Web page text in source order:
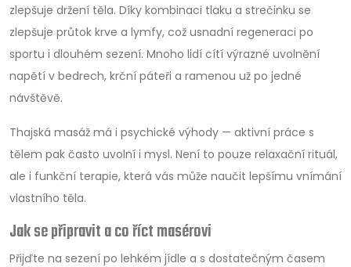
zlepšuje držení těla. Díky kombinaci tlaku a strečinku se
zlepšuje průtok krve a lymfy, což usnadní regeneraci po
sportu i dlouhém sezení. Mnoho lidí cítí výrazné uvolnění
napětí v bedrech, krční páteři a ramenou už po jedné
návštěvě.
Thajská masáž má i psychické výhody — aktivní práce s
tělem pak často uvolní i mysl. Není to pouze relaxační rituál,
ale i funkční terapie, která vás může naučit lepšímu vnímání
vlastního těla.
Jak se připravit a co říct masérovi
Přijďte na sezení po lehkém jídle a s dostatečným časem